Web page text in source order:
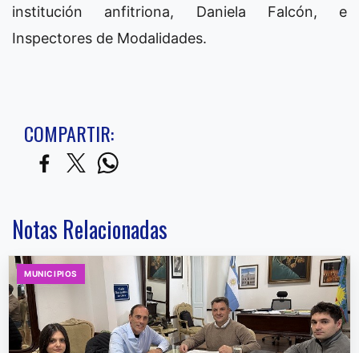
institución anfitriona, Daniela Falcón, e
Inspectores de Modalidades.
COMPARTIR:
Notas Relacionadas
MUNICIPIOS